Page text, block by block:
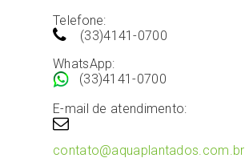
Telefone:
(33)4141-0700
WhatsApp:
(33)4141-0700
E-mail de atendimento:
contato@aquaplantados.com.br